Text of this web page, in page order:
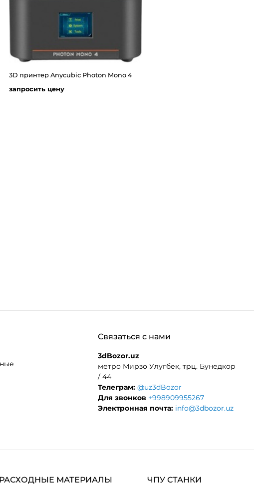
3D принтер Anycubic Photon Mono 4
запросить цену
Связаться с нами
3dBozor.uz
метро Мирзо Улугбек, трц. Бунедкор
/ 44
Телеграм: @uz3dBozor
Для звонков +998909955267
Электронная почта: info@3dbozor.uz
РАСХОДНЫЕ МАТЕРИАЛЫ ЧПУ СТАНКИ